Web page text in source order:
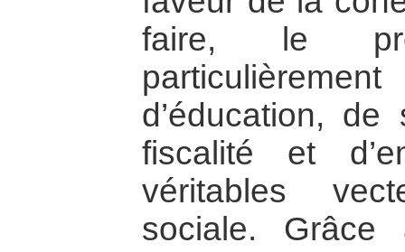
faire, le
d’éducation,
fiscalité et
véritables
sociale. Grâce